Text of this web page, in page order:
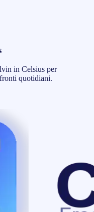
in Celsius per
quotidiani.